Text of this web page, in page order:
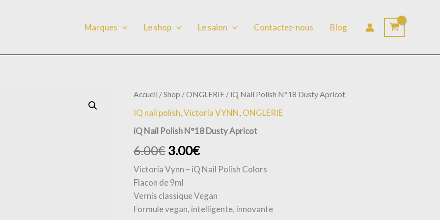
Marques Le shop Le salon Contactez-nous Blog
Accueil /Shop /ONGLERIE / iQ Nail Polish N°18 Dusty Apricot
IQ nail polish,Victoria VYNN, ONGLERIE
iQ Nail Polish N°18 Dusty Apricot
6.00€ 3.00€
Victoria Vynn – iQ Nail Polish Colors
Flacon de 9ml
Vernis classique Vegan
Formule vegan, intelligente, innovante
quantité
iQ
Polish
Dusty